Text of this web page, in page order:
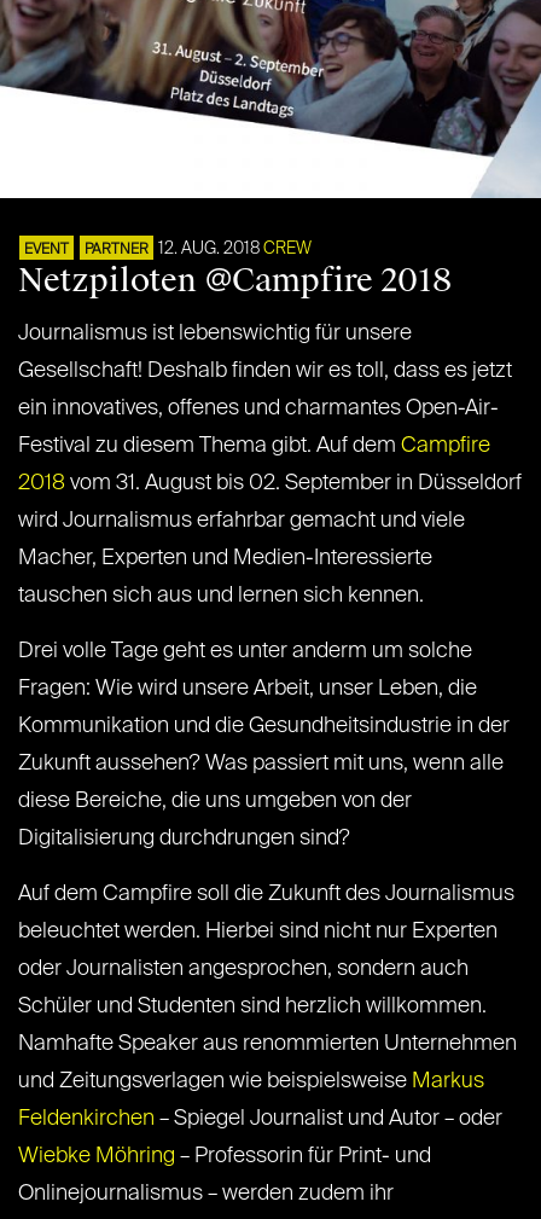
EVENT PARTNER 12. AUG. 2018 CREW
Netzpiloten @Campfire 2018
Journalismus ist lebenswichtig für unsere
Gesellschaft! Deshalb finden wir es toll, dass es jetzt
ein innovatives, offenes und charmantes Open-Air-
Festival zu diesem Thema gibt. Auf dem Campfire
2018 vom 31. August bis 02. September in Düsseldorf
wird Journalismus erfahrbar gemacht und viele
Macher, Experten und Medien-Interessierte
tauschen sich aus und lernen sich kennen.
Drei volle Tage geht es unter anderm um solche
Fragen: Wie wird unsere Arbeit, unser Leben, die
Kommunikation und die Gesundheitsindustrie in der
Zukunft aussehen? Was passiert mit uns, wenn alle
diese Bereiche, die uns umgeben von der
Digitalisierung durchdrungen sind?
Auf dem Campfire soll die Zukunft des Journalismus
beleuchtet werden. Hierbei sind nicht nur Experten
oder Journalisten angesprochen, sondern auch
Schüler und Studenten sind herzlich willkommen.
Namhafte Speaker aus renommierten Unternehmen
und Zeitungsverlagen wie beispielsweise Markus
Feldenkirchen – Spiegel Journalist und Autor – oder
Wiebke Möhring – Professorin für Print- und
Onlinejournalismus – werden zudem ihr